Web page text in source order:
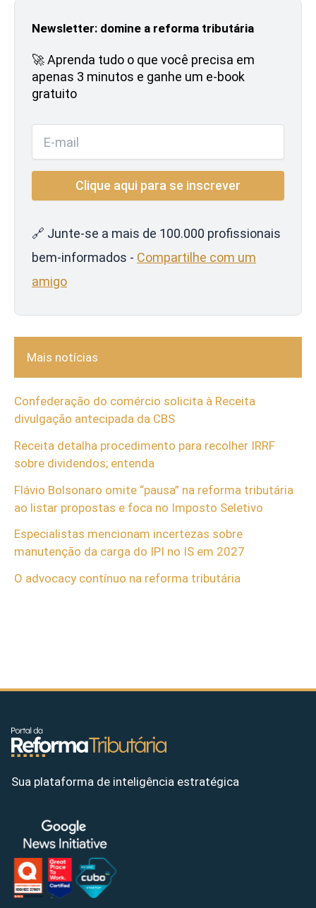
Newsletter: domine a reforma tributária
🚀 Aprenda tudo o que você precisa em
apenas 3 minutos e ganhe um e-book
gratuito
🔗 Junte-se a mais de 100.000 profissionais
bem-informados - Compartilhe com um
amigo
Mais notícias
Confederação do comércio solicita à Receita
divulgação antecipada da CBS
Receita detalha procedimento para recolher IRRF
sobre dividendos; entenda
Flávio Bolsonaro omite “pausa” na reforma tributária
ao listar propostas e foca no Imposto Seletivo
Especialistas mencionam incertezas sobre
manutenção da carga do IPI no IS em 2027
O advocacy contínuo na reforma tributária
Sua plataforma de inteligência estratégica